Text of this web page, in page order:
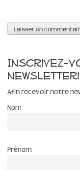
Inscrivez-
newsletter!
Afin recevoir notre
Nom
Prénom